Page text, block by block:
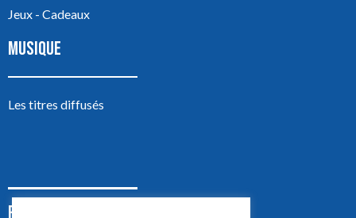
Jeux - Cadeaux
MUSIQUE
Les titres diffusés
PODCASTS